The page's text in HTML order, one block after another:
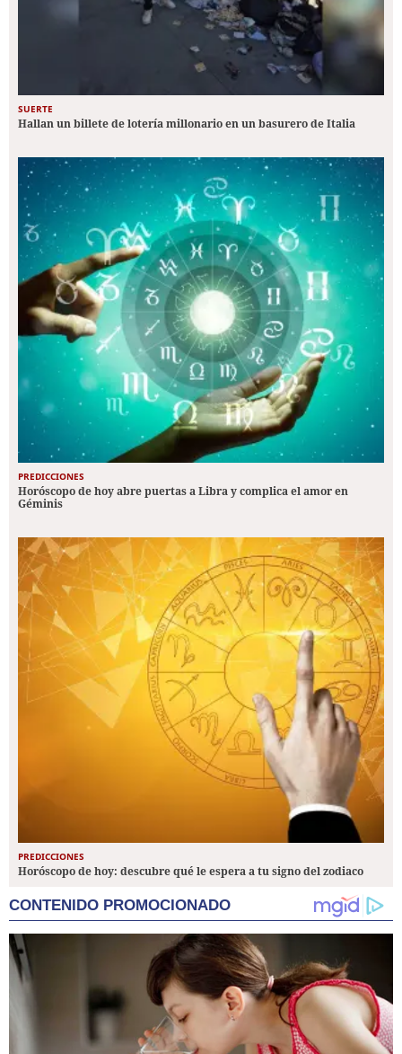
SUERTE
Hallan un billete de lotería millonario en un basurero de Italia
PREDICCIONES
Horóscopo de hoy abre puertas a Libra y complica el amor en
Géminis
PREDICCIONES
Horóscopo de hoy: descubre qué le espera a tu signo del zodiaco
CONTENIDO PROMOCIONADO